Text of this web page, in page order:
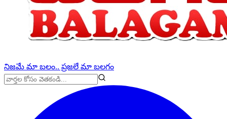
నిజమే మా బలం.. ప్రజలే మా బలగం